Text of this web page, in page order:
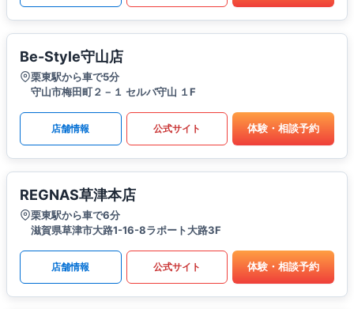
Be-Style守山店
栗東駅から車で5分
守山市梅田町２－１ セルバ守山 １F
店舗情報 公式サイト 体験・相談予約
REGNAS草津本店
栗東駅から車で6分
滋賀県草津市大路1-16-8ラポート大路3F
店舗情報 公式サイト 体験・相談予約